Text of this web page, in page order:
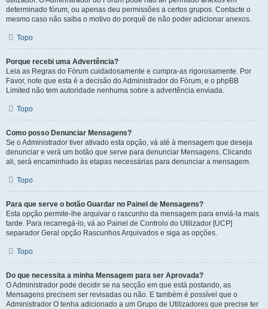
determinado fórum, ou apenas deu permissões a certos grupos. Contacte o
mesmo caso não saiba o motivo do porquê de não poder adicionar anexos.
Topo
Porque recebi uma Advertência?
Leia as Regras do Fórum cuidadosamente e cumpra-as rigorosamente. Por
Favor, note que esta é a decisão do Administrador do Fórum, e o phpBB
Limited não tem autoridade nenhuma sobre a advertência enviada.
Topo
Como posso Denunciar Mensagens?
Se o Administrador tiver ativado esta opção, vá até à mensagem que deseja
denunciar e verá um botão que serve para denunciar Mensagens. Clicando
ali, será encaminhado às etapas necessárias para denunciar a mensagem.
Topo
Para que serve o botão Guardar no Painel de Mensagens?
Esta opção permite-lhe arquivar o rascunho da mensagem para enviá-la mais
tarde. Para recarregá-lo, vá ao Painel de Controlo do Utilizador [UCP]
separador Geral opção Rascunhos Arquivados e siga as opções.
Topo
Do que necessita a minha Mensagem para ser Aprovada?
O Administrador pode decidir se na secção em que está postando, as
Mensagens precisem ser revisadas ou não. E também é possível que o
Administrador O tenha adicionado a um Grupo de Utilizadores que precise ter